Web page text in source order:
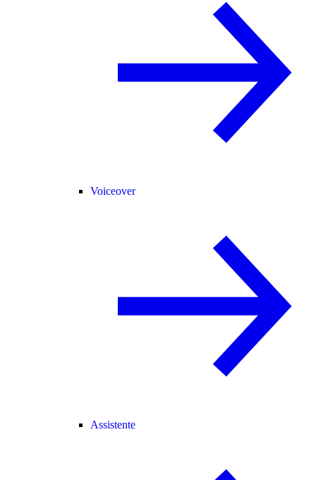
Voiceover
Assistente